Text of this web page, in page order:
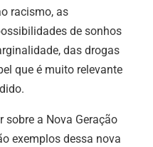
racismo, as
de sonhos
das drogas
que é muito relevante
sobre a Nova Geração
exemplos dessa nova